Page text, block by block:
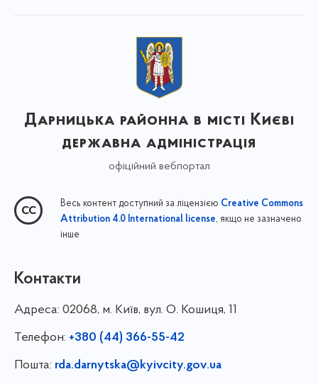
Дарницька районна в місті Києві
державна адміністрація
офіційний вебпортал
Весь контент доступний за ліцензією Creative Commons
Attribution 4.0 International license, якщо не зазначено
інше
Контакти
Адреса: 02068, м. Київ, вул. О. Кошиця, 11
Телефон: +380 (44) 366-55-42
Пошта: rda.darnytska@kyivcity.gov.ua